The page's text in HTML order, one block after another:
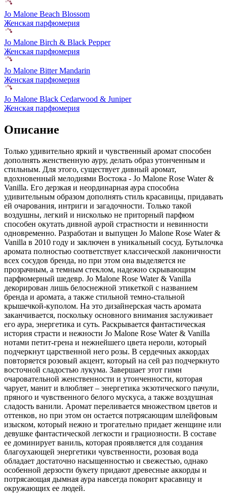
Jo Malone Beach Blossom
Женская парфюмерия
Jo Malone Birch & Black Pepper
Женская парфюмерия
Jo Malone Bitter Mandarin
Женская парфюмерия
Jo Malone Black Cedarwood & Juniper
Женская парфюмерия
Описание
Только удивительно яркий и чувственный аромат способен
дополнять женственную ауру, делать образ утонченным и
стильным. Для этого, существует дивный аромат,
вдохновенный мелодиями Востока - Jo Malone Rose Water &
Vanilla. Его дерзкая и неординарная аура способна
удивительным образом дополнять стиль красавицы, придавать
ей очарования, интриги и загадочности. Только такой
воздушны, легкий и нисколько не приторный парфюм
способен окутать дивной аурой страстности и невинности
одновременно. Разработан и выпущен Jo Malone Rose Water &
Vanilla в 2010 году и заключен в уникальный сосуд. Бутылочка
аромата полностью соответствует классической лаконичности
всех сосудов бренда, но при этом она выделяется не
прозрачным, а темным стеклом, надежно скрывающим
парфюмерный шедевр. Jo Malone Rose Water & Vanilla
декорирован лишь белоснежной этикеткой с названием
бренда и аромата, а также стильной темно-стальной
крышечкой-куполом. На это дизайнерская часть аромата
заканчивается, поскольку основного внимания заслуживает
его аура, энергетика и суть. Раскрывается фантастическая
история страсти и нежности Jo Malone Rose Water & Vanilla
нотами петит-грена и нежнейшего цвета нероли, который
подчеркнут царственной него розы. В сердечных аккордах
повторяется розовый акцент, который на сей раз подчеркнуто
восточной сладостью лукума. Завершает этот гимн
очаровательной женственности и утонченности, которая
чарует, манит и влюбляет – энергетика экзотического пачули,
пряного и чувственного белого мускуса, а также воздушная
сладость ванили. Аромат переливается множеством цветов и
оттенков, но при этом он остается потрясающим шлейфовым
изыском, который нежно и трогательно придает женщине или
девушке фантастической легкости и грациозности. В составе
ее доминирует ваниль, которая проявляется для создания
благоухающей энергетики чувственности, розовая вода
обладает достаточно насыщенностью и свежестью, однако
особенной дерзости букету придают древесные аккорды и
потрясающая дымная аура навсегда покорит красавицу и
окружающих ее людей.